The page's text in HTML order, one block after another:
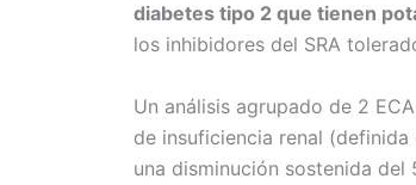
diabetes tipo 2 que tienen
los inhibidores del SRA
Un análisis agrupado de 2
de insuficiencia renal
una disminución sostenida del